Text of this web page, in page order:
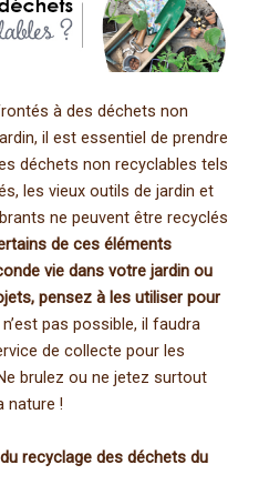
à des déchets non
il est essentiel de prendre
déchets non recyclables tels
les vieux outils de jardin et
ne peuvent être recyclés
de ces éléments
vie dans votre jardin ou
pensez à les utiliser pour
pas possible, il faudra
de collecte pour les
brulez ou ne jetez surtout
nature !
recyclage des déchets du